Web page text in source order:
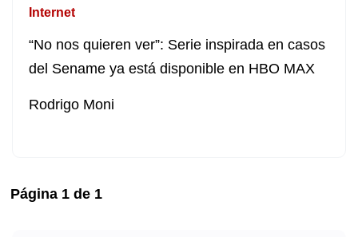
Internet
“No nos quieren ver”: Serie inspirada en casos
del Sename ya está disponible en HBO MAX
Rodrigo Moni
Página 1 de 1